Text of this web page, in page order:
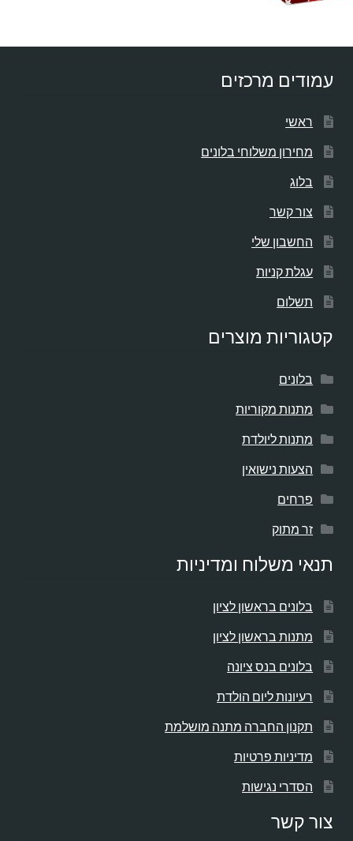
עמודים מרכזים
ראשי
מחירון משלוחי בלונים
בלוג
צור קשר
החשבון שלי
עגלת קניות
תשלום
קטגוריות מוצרים
בלונים
מתנות מקוריות
מתנות ליולדת
הצעות נישואין
פרחים
זר מתוק
תנאי משלוח ומדיניות
בלונים בראשון לציון
מתנות בראשון לציון
בלונים בנס ציונה
רעיונות ליום הולדת
תקנון החברה מתנה מושלמת
מדיניות פרטיות
הסדרי נגישות
צור קשר